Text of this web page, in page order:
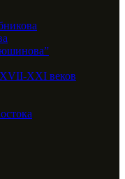
XVII-XXI веков